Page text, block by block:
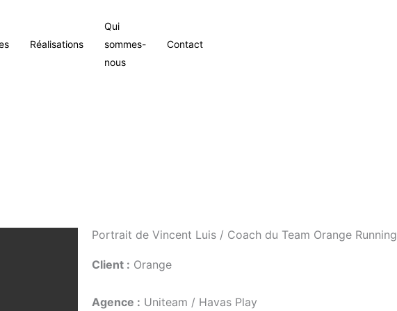
Réalisations
Qui
sommes-
nous
Contact
Portrait de Vincent Luis / Coach du Team Orange Running
Client : Orange
Agence : Uniteam / Havas Play